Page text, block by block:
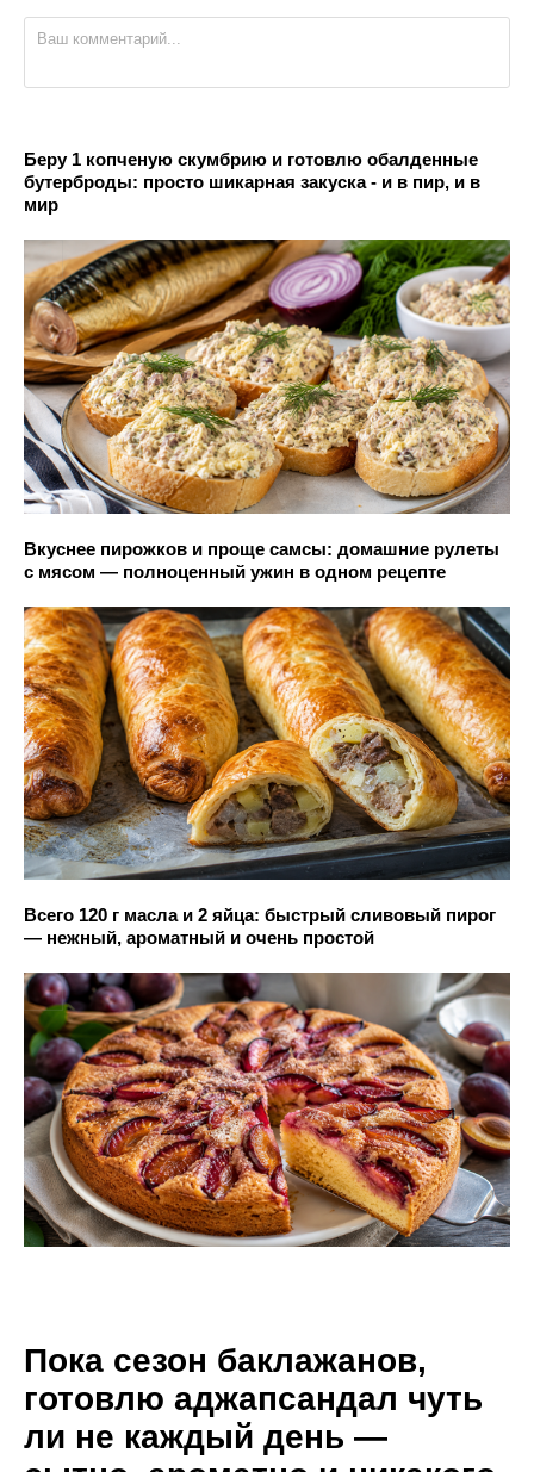
Беру 1 копченую скумбрию и готовлю обалденные
бутерброды: просто шикарная закуска - и в пир, и в
мир
Вкуснее пирожков и проще самсы: домашние рулеты
с мясом — полноценный ужин в одном рецепте
Всего 120 г масла и 2 яйца: быстрый сливовый пирог
— нежный, ароматный и очень простой
Пока сезон баклажанов,
готовлю аджапсандал чуть
ли не каждый день —